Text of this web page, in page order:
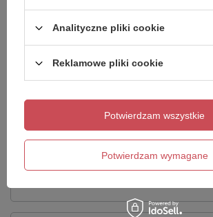
Napisz swoją
Analityczne pliki cookie
Reklamowe pliki cookie
Potwierdzam wymagane
Potwierdzam wszystkie